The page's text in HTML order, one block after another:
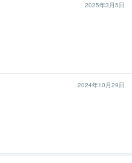
2025年3月5日
2024年10月29日